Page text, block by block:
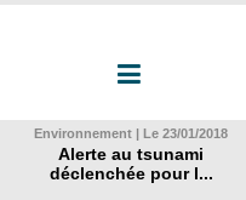
Environnement | Le 23/01/2018
Alerte au tsunami
déclenchée pour l...